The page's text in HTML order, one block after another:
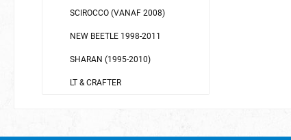
SCIROCCO (VANAF 2008)
NEW BEETLE 1998-2011
SHARAN (1995-2010)
LT & CRAFTER